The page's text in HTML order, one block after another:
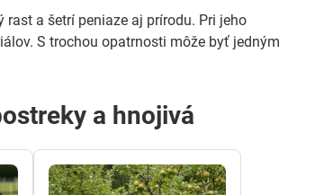
rast a šetrí peniaze aj prírodu. Pri jeho
S trochou opatrnosti môže byť jedným
a hnojivá